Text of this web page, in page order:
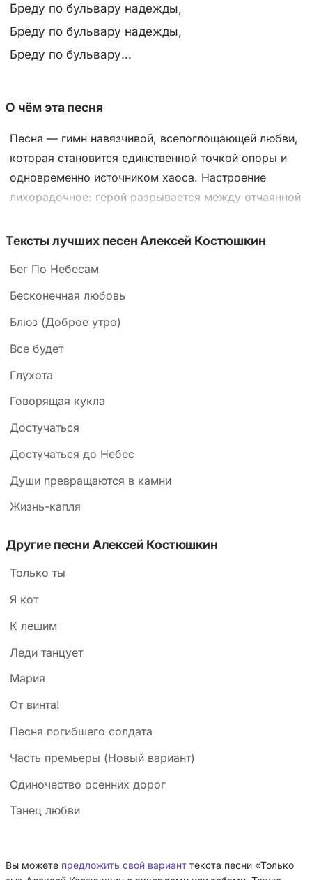
Бреду по бульвару надежды,
Бреду по бульвару надежды,
Бреду по бульвару...
О чём эта песня
Песня — гимн навязчивой, всепоглощающей любви,
которая становится единственной точкой опоры и
одновременно источником хаоса. Настроение
лихорадочное: герой разрывается между отчаянной
квартира», «успеть похмелиться»), где даже
сценарием. Ключевой приём — повторяющийся
рефрен «только ты», который работает как мантра,
сводя всё мироздание к одному человеку. Через
контраст «летних» иллюзий и «зимней»
прагматичности автор высмеивает цинизм взрослой
жизни («вечная фраза — так будет лучше»), но в
способное прорвать серую скуку.
Тексты лучших песен Алексей Костюшкин
Бег По Небесам
Бесконечная любовь
Блюз (Доброе утро)
Все будет
Глухота
Говорящая кукла
Достучаться
Достучаться до Небес
Души превращаются в камни
Жизнь-капля
Другие песни Алексей Костюшкин
Только ты
Я кот
К лешим
Леди танцует
Мария
От винта!
Песня погибшего солдата
Часть премьеры (Новый вариант)
Одиночество осенних дорог
Танец любви
Вы можете предложить свой вариант текста песни «Только